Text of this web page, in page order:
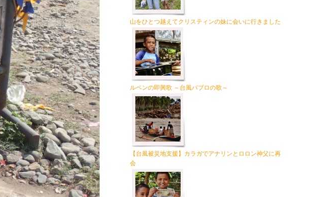
山をひとつ越えてクリスティンの妹に会いに行きました
ルベンの即興歌 ～台風パブロの歌～
【台風被災地支援】カラガでアナリンとロロン神父に再
会